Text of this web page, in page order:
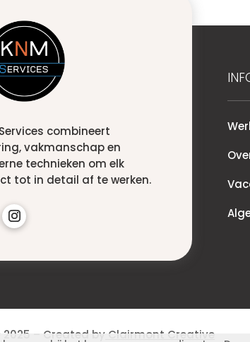
combineert
vakmanschap en
technieken om elk
tot in detail af te werken.
– Created by Clairmont Creative